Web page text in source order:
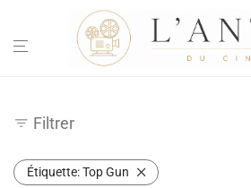
Filtrer
Étiquette:Top Gun